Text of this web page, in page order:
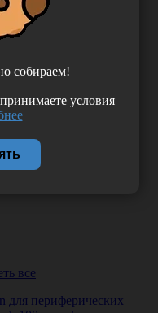
все
для периферических
собираем!
условия